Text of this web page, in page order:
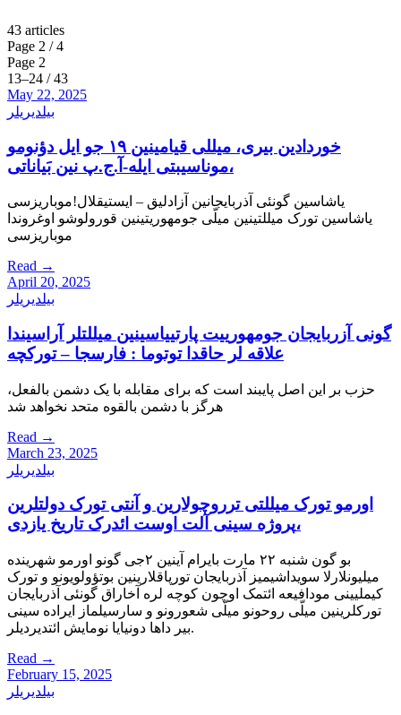
43 articles
Page 2 /4
Page 2
13–24 /43
May 22, 2025
بیلدیریلر
خوردادین بیری، میللی قیامینین ۱۹ جو ایل دؤنومو
موناسیبتی ایله-آ.ج.پ نین بَیاناتی،
یاشاسین گونئی آذربایجانین آزادلیق – ایستیقلال!موباریزسی
یاشاسین تورک میللتینین میلّی جومهوریتینین قورولوشو اوغروندا
موباریزسی
Read →
April 20, 2025
بیلدیریلر
گونی آزربایجان جومهورییت پارتییاسینین میللتلر آراسیندا
علاقه لر حاقدا توتوما : فارسجا – تورکچه
حزب بر این اصل پایبند است که برای مقابله با یک دشمن بالفعل،
هرگز با دشمن بالقوه متحد نخواهد شد
Read →
March 23, 2025
بیلدیریلر
اورمو تورک میللتی ترروچولارین و آنتی تورک دولتلرین
پروژه سینی آلت اوست ائدرک تاریخ یازدی،
بو گون شنبه ۲۲ مارت بایرام آینین ۲جی گونو اورمو شهرینده
میلیونلارلا سویداشیمیز آذربایجان تورپاقلارینین بوتؤولویونو و تورک
کیملیینی مودافیعه ائتمک اوچون کوچه لره آخاراق گونئی آذربایجان
تورکلرینین میلّی روحونو میلّی شعورونو و سارسیلماز ایراده سینی
بیر داها دونیایا نومایش ائتدیردیلر.
Read →
February 15, 2025
بیلدیریلر